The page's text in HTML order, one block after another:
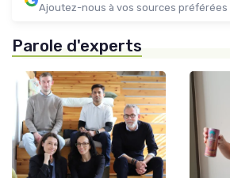
Ajoutez-nous à vos sources préférées
Parole d'experts